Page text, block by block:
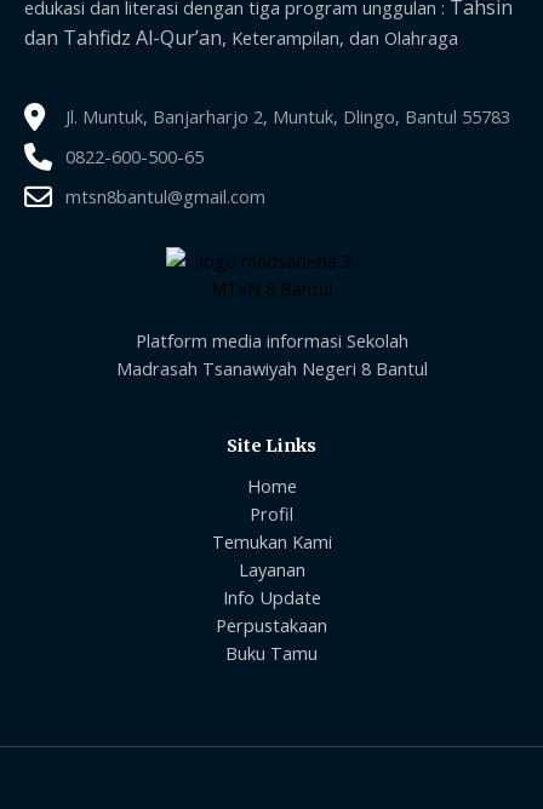
edukasi dan literasi dengan tiga program unggulan : Tahsin
dan Tahfidz Al-Qur’an, Keterampilan, dan Olahraga
Jl. Muntuk, Banjarharjo 2, Muntuk, Dlingo, Bantul 55783
0822-600-500-65
mtsn8bantul@gmail.com
Platform media informasi Sekolah
Madrasah Tsanawiyah Negeri 8 Bantul
Site Links
Home
Profil
Temukan Kami
Layanan
Info Update
Perpustakaan
Buku Tamu